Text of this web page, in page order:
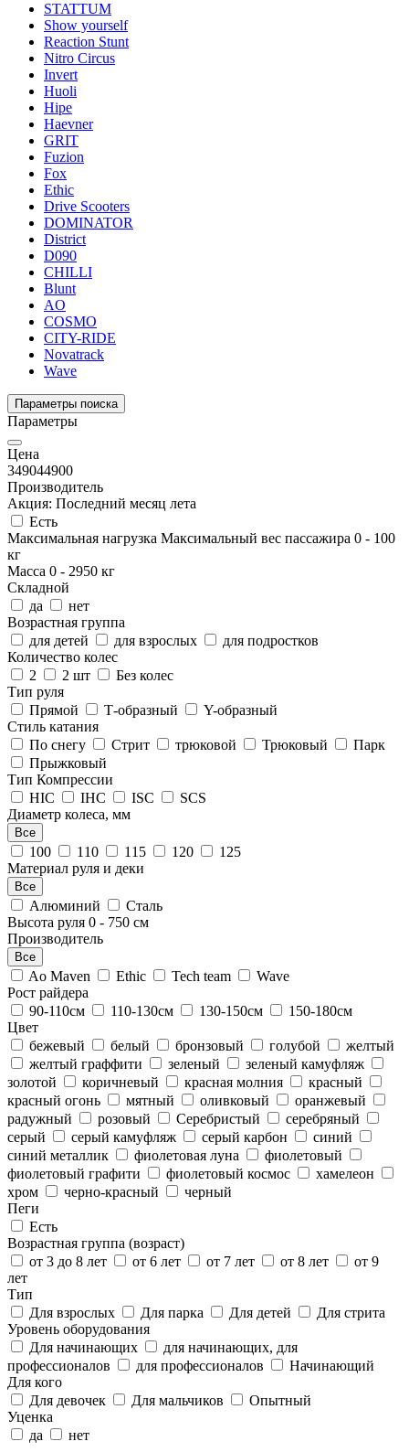
STATTUM
Show yourself
Reaction Stunt
Nitro Circus
Invert
Huoli
Hipe
Haevner
GRIT
Fuzion
Fox
Ethic
Drive Scooters
DOMINATOR
District
D090
CHILLI
Blunt
AO
COSMO
CITY-RIDE
Novatrack
Wave
Параметры поиска
Параметры
Цена
349044900
Производитель
Акция: Последний месяц лета
Есть
Максимальная нагрузка Максимальный вес пассажира 0 - 100
кг
Масса 0 - 2950 кг
Складной
да
нет
Возрастная группа
для детей
для взрослых
для подростков
Количество колес
2
2 шт
Без колес
Тип руля
Прямой
Т-образный
Y-образный
Стиль катания
По снегу
Стрит трюковой Трюковый
Парк
Прыжковый
Тип Компрессии
HIC
IHC ISC
SCS
Диаметр колеса, мм
Все
100 110 115 120
125
Материал руля и деки
Все
Алюминий
Сталь
Высота руля 0 - 750 см
Производитель
Все
Ao Maven Ethic Tech team
Wave
Рост райдера
90-110см
110-130см 130-150см
150-180см
Цвет
бежевый
белый бронзовый голубой
желтый
желтый граффити
зеленый
зеленый камуфляж
золотой
коричневый красная молния
красный
красный огонь
мятный оливковый
оранжевый
радужный
розовый Серебристый
серебряный
серый
серый камуфляж серый карбон
синий
синий металлик
фиолетовая луна
фиолетовый
фиолетовый графити
фиолетовый космос
хамелеон
хром
черно-красный
черный
Пеги
Есть
Возрастная группа (возраст)
от 3 до 8 лет
от 6 лет от 7 лет от 8 лет
от 9
лет
Тип
Для взрослых
Для парка Для детей
Для стрита
Уровень оборудования
Для начинающих
для начинающих, для
профессионалов
для профессионалов
Начинающий
Для кого
Для девочек
Для мальчиков
Опытный
Уценка
да
нет